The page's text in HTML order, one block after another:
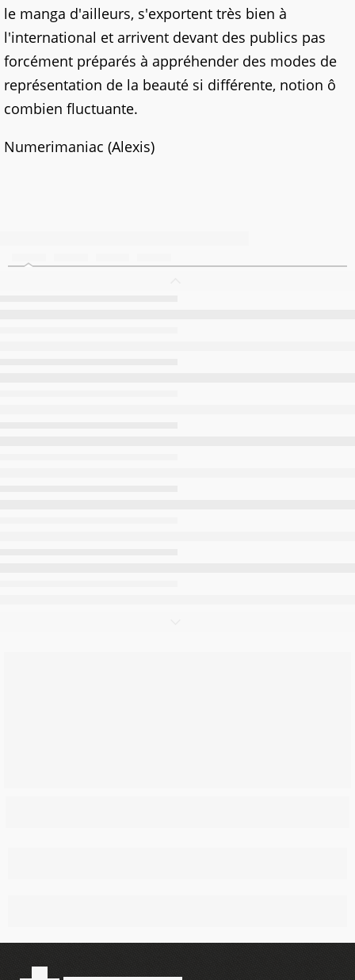
le manga d'ailleurs, s'exportent très bien à
l'international et arrivent devant des publics pas
forcément préparés à appréhender des modes de
représentation de la beauté si différente, notion ô
combien fluctuante.
Numerimaniac (Alexis)